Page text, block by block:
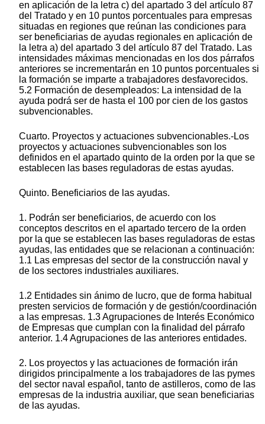
en aplicación de la letra c) del apartado 3 del artículo 87
del Tratado y en 10 puntos porcentuales para empresas
situadas en regiones que reúnan las condiciones para
ser beneficiarias de ayudas regionales en aplicación de
la letra a) del apartado 3 del artículo 87 del Tratado. Las
intensidades máximas mencionadas en los dos párrafos
anteriores se incrementarán en 10 puntos porcentuales si
la formación se imparte a trabajadores desfavorecidos.
5.2 Formación de desempleados: La intensidad de la
ayuda podrá ser de hasta el 100 por cien de los gastos
subvencionables.
Cuarto. Proyectos y actuaciones subvencionables.-Los
proyectos y actuaciones subvencionables son los
definidos en el apartado quinto de la orden por la que se
establecen las bases reguladoras de estas ayudas.
Quinto. Beneficiarios de las ayudas.
1. Podrán ser beneficiarios, de acuerdo con los
conceptos descritos en el apartado tercero de la orden
por la que se establecen las bases reguladoras de estas
ayudas, las entidades que se relacionan a continuación:
1.1 Las empresas del sector de la construcción naval y
de los sectores industriales auxiliares.
1.2 Entidades sin ánimo de lucro, que de forma habitual
presten servicios de formación y de gestión/coordinación
a las empresas. 1.3 Agrupaciones de Interés Económico
de Empresas que cumplan con la finalidad del párrafo
anterior. 1.4 Agrupaciones de las anteriores entidades.
2. Los proyectos y las actuaciones de formación irán
dirigidos principalmente a los trabajadores de las pymes
del sector naval español, tanto de astilleros, como de las
empresas de la industria auxiliar, que sean beneficiarias
de las ayudas.